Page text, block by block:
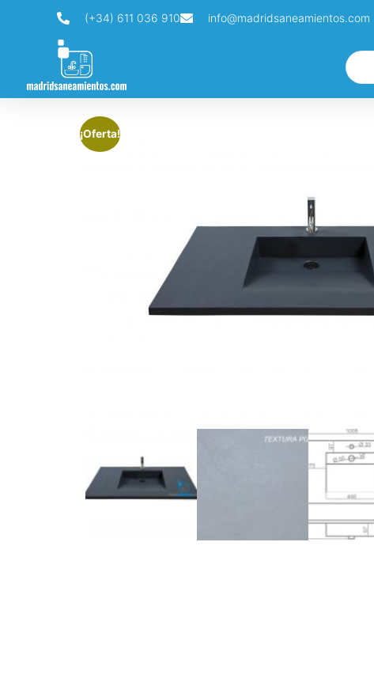
(+34) 611 036 910 info@madridsaneamientos.com
¡Oferta!